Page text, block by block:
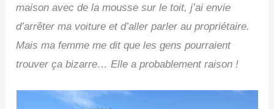
maison avec de la mousse sur le toit, j’ai envie
d’arrêter ma voiture et d’aller parler au propriétaire.
Mais ma femme me dit que les gens pourraient
trouver ça bizarre… Elle a probablement raison !